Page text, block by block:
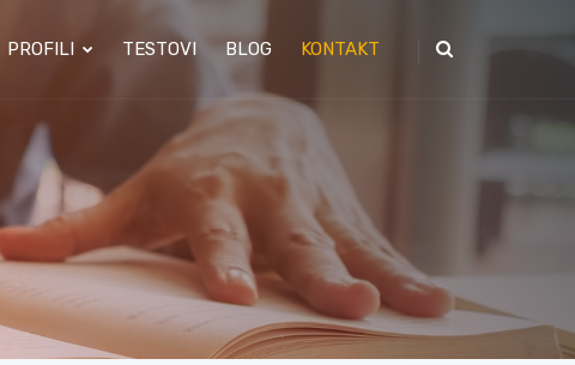
PROFILI TESTOVI BLOG KONTAKT